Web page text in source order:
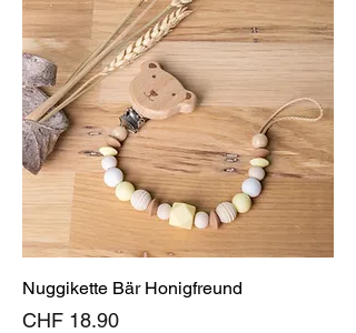
Nuggikette Bär Honigfreund
Preis
CHF 18.90